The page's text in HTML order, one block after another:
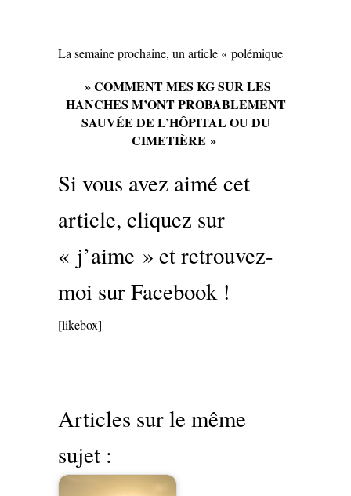
La semaine prochaine, un article « polémique
» COMMENT MES KG SUR LES
HANCHES M’ONT PROBABLEMENT
SAUVÉE DE L’HÔPITAL OU DU
CIMETIÈRE »
Si vous avez aimé cet
article, cliquez sur
« j’aime » et retrouvez-
moi sur Facebook !
[likebox]
Articles sur le même
sujet :